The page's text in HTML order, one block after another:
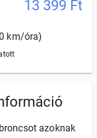
13 399 Ft
km/óra)
azoknak